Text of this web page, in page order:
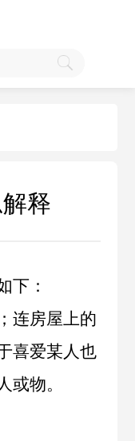
释
下：
连房屋上的
喜爱某人也
物。